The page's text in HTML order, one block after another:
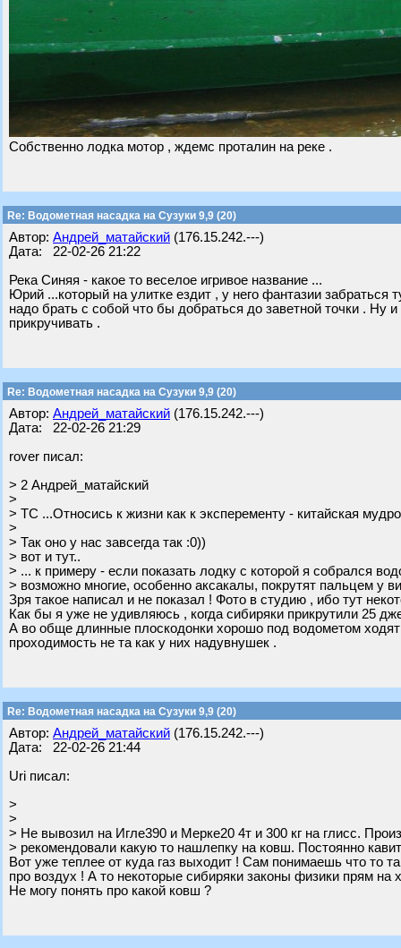
Собственно лодка мотор , ждемс проталин на реке .
Re: Водометная насадка на Сузуки 9,9 (20)
Автор: Андрей_матайский (176.15.242.---)
Дата: 22-02-26 21:22
Река Синяя - какое то веселое игривое название ...
Юрий ...который на улитке ездит , у него фантазии забраться
надо брать с собой что бы добраться до заветной точки . Ну
прикручивать .
Re: Водометная насадка на Сузуки 9,9 (20)
Автор: Андрей_матайский (176.15.242.---)
Дата: 22-02-26 21:29
rover писал:
> 2 Андрей_матайский
>
> ТС ...Относись к жизни как к эксперементу - китайская
>
> Так оно у нас завсегда так :0))
> вот и тут..
> ... к примеру - если показать лодку с которой я собрался
> возможно многие, особенно аксакалы, покрутят пальцем у
Зря такое написал и не показал ! Фото в студию , ибо тут
Как бы я уже не удивляюсь , когда сибиряки прикрутили 25
А во обще длинные плоскодонки хорошо под водометом
проходимость не та как у них надувнушек .
Re: Водометная насадка на Сузуки 9,9 (20)
Автор: Андрей_матайский (176.15.242.---)
Дата: 22-02-26 21:44
Uri писал:
>
>
> Не вывозил на Игле390 и Мерке20 4т и 300 кг на глисс.
> рекомендовали какую то нашлепку на ковш. Постоянно
Вот уже теплее от куда газ выходит ! Сам понимаешь что то
про воздух ! А то некоторые сибиряки законы физики прям на
Не могу понять про какой ковш ?